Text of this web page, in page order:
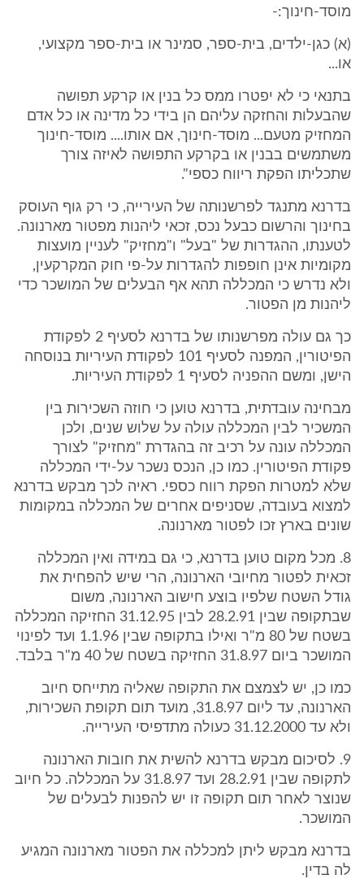
מוסד-חינוך:-
(א) כגן-ילדים, בית-ספר, סמינר או בית-ספר מקצועי,
או...
בתנאי כי לא יפטרו ממס כל בנין או קרקע תפושה
שהבעלות והחזקה עליהם הן בידי כל מדינה או כל אדם
המחזיק מטעם... מוסד-חינוך, אם אותו.... מוסד-חינוך
משתמשים בבנין או בקרקע התפושה לאיזה צורך
שתכליתו הפקת ריווח כספי".
בדרנא מתנגד לפרשנותה של העירייה, כי רק גוף העוסק
בחינוך והרשום כבעל נכס, זכאי ליהנות מפטור מארנונה.
לטענתו, ההגדרות של "בעל" ו"מחזיק" לעניין מועצות
מקומיות אינן חופפות להגדרות על-פי חוק המקרקעין,
ולא נדרש כי המכללה תהא אף הבעלים של המושכר כדי
ליהנות מן הפטור.
כך גם עולה מפרשנותו של בדרנא לסעיף 2 לפקודת
הפיטורין, המפנה לסעיף 101 לפקודת העיריות בנוסחה
הישן, ומשם ההפניה לסעיף 1 לפקודת העיריות.
מבחינה עובדתית, בדרנא טוען כי חוזה השכירות בין
המשכיר לבין המכללה עולה על שלוש שנים, ולכן
המכללה עונה על רכיב זה בהגדרת "מחזיק" לצורך
פקודת הפיטורין. כמו כן, הנכס נשכר על-ידי המכללה
שלא למטרות הפקת רווח כספי. ראיה לכך מבקש בדרנא
למצוא בעובדה, שסניפים אחרים של המכללה במקומות
שונים בארץ זכו לפטור מארנונה.
8. מכל מקום טוען בדרנא, כי גם במידה ואין המכללה
זכאית לפטור מחיובי הארנונה, הרי שיש להפחית את
גודל השטח שלפיו בוצע חישוב הארנונה, משום
שבתקופה שבין 28.2.91 לבין 31.12.95 החזיקה המכללה
בשטח של 80 מ"ר ואילו בתקופה שבין 1.1.96 ועד לפינוי
המושכר ביום 31.8.97 החזיקה בשטח של 40 מ"ר בלבד.
כמו כן, יש לצמצם את התקופה שאליה מתייחס חיוב
הארנונה, עד ליום 31.8.97, מועד תום תקופת השכירות,
ולא עד 31.12.2000 כעולה מתדפיסי העירייה.
9. לסיכום מבקש בדרנא להשית את חובות הארנונה
לתקופה שבין 28.2.91 ועד 31.8.97 על המכללה. כל חיוב
שנוצר לאחר תום תקופה זו יש להפנות לבעלים של
המושכר.
בדרנא מבקש ליתן למכללה את הפטור מארנונה המגיע
לה בדין.